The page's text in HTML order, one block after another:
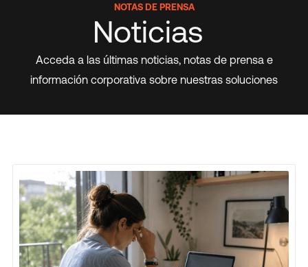
NOTAS DE PRENSA
Noticias
Acceda a las últimas noticias, notas de prensa e
información corporativa sobre nuestras soluciones